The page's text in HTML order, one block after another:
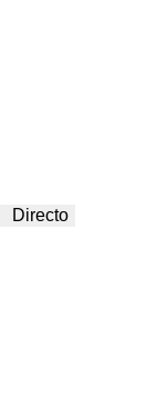
Directo